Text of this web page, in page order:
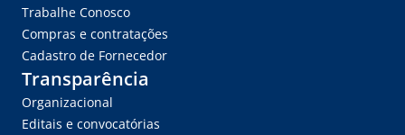
Trabalhe Conosco
Compras e contratações
Cadastro de Fornecedor
Transparência
Organizacional
Editais e convocatórias